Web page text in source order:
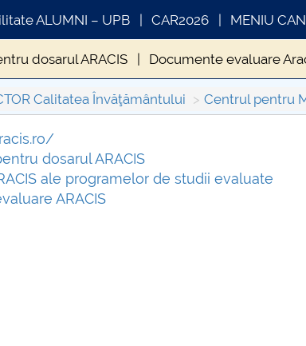
ALUMNI – UPB CAR2026 MENIU
dosarul ARACIS Documente evaluare
Calitatea Învăţământului Centrul pentru
dosarul ARACIS
ale programelor de studii evaluate
ARACIS
DE PRESA
26.03.2026
INFORMATII